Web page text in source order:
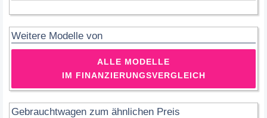
Weitere Modelle von
ALLE MODELLE
IM FINANZIERUNGSVERGLEICH
Gebrauchtwagen zum ähnlichen Preis